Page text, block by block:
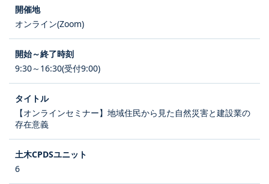
オンライン(Zoom)
9:30～16:30(受付9:00)
【オンラインセミナー】地域住民から見た自然災害と建設業の
存在意義
6